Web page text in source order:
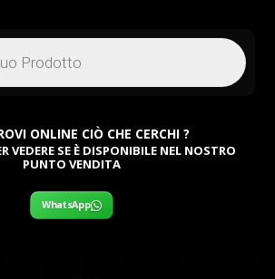
ONLINE CIÒ CHE CERCHI ?
VEDERE SE È DISPONIBILE NEL NOSTRO
PUNTO VENDITA
WhatsApp